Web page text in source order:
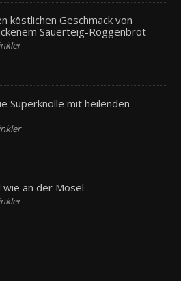
köstlichen Geschmack von
Sauerteig-Roggenbrot
Superknolle mit heilenden
an der Mosel